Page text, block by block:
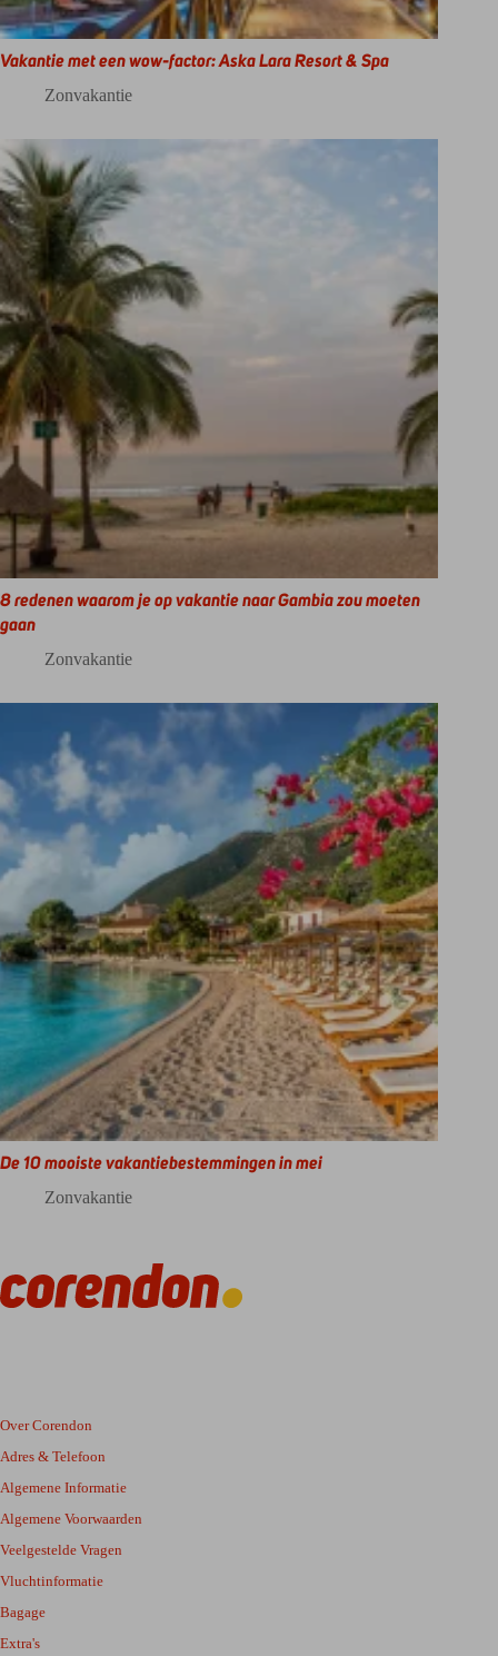
Vakantie met een wow-factor: Aska Lara Resort & Spa
Zonvakantie
8 redenen waarom je op vakantie naar Gambia zou moeten
gaan
Zonvakantie
De 10 mooiste vakantiebestemmingen in mei
Zonvakantie
Over Corendon
Adres & Telefoon
Algemene Informatie
Algemene Voorwaarden
Veelgestelde Vragen
Vluchtinformatie
Bagage
Extra's